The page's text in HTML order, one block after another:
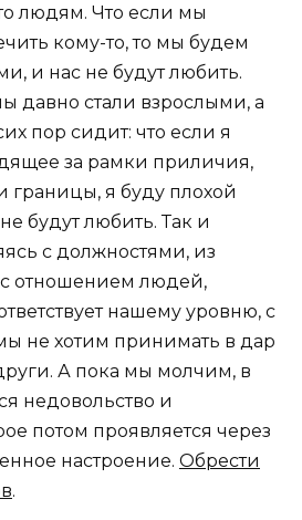
людям. Что если мы
кому-то, то мы будем
и нас не будут любить.
давно стали взрослыми, а
пор сидит: что если я
за рамки приличия,
границы, я буду плохой
будут любить. Так и
с должностями, из
отношением людей,
нашему уровню, с
не хотим принимать в дар
А пока мы молчим, в
недовольство и
потом проявляется через
настроение. Обрести
.